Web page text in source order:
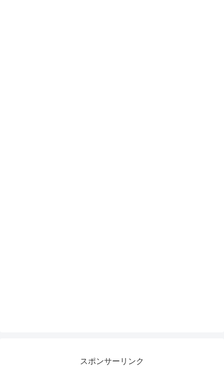
スポンサーリンク